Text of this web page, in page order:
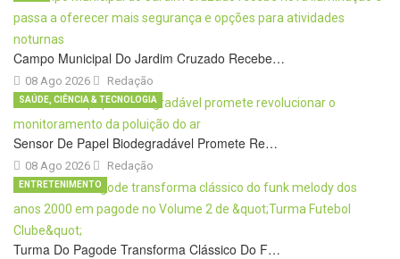
Campo Municipal Do Jardim Cruzado Recebe…
08 Ago 2026 Redação
Sensor De Papel Biodegradável Promete Re…
08 Ago 2026
SAÚDE, CIÊNCIA & TECNOLOGIA
Redação
Turma Do Pagode Transforma Clássico Do F…
ENTRETENIMENTO